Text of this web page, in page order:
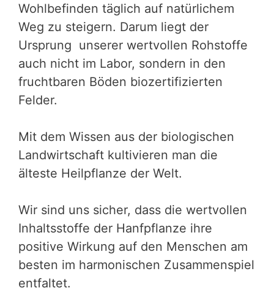
Wohlbefinden täglich auf natürlichem
Weg zu steigern. Darum liegt der
Ursprung unserer wertvollen Rohstoffe
auch nicht im Labor, sondern in den
fruchtbaren Böden biozertifizierten
Felder.
Mit dem Wissen aus der biologischen
Landwirtschaft kultivieren man die
älteste Heilpflanze der Welt.
Wir sind uns sicher, dass die wertvollen
Inhaltsstoffe der Hanfpflanze ihre
positive Wirkung auf den Menschen am
besten im harmonischen Zusammenspiel
entfaltet.